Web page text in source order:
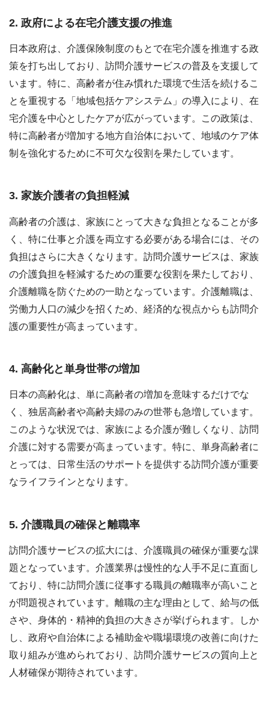
2. 政府による在宅介護支援の推進
日本政府は、介護保険制度のもとで在宅介護を推進する政
策を打ち出しており、訪問介護サービスの普及を支援して
います。特に、高齢者が住み慣れた環境で生活を続けるこ
とを重視する「地域包括ケアシステム」の導入により、在
宅介護を中心としたケアが広がっています。この政策は、
特に高齢者が増加する地方自治体において、地域のケア体
制を強化するために不可欠な役割を果たしています。
3. 家族介護者の負担軽減
高齢者の介護は、家族にとって大きな負担となることが多
く、特に仕事と介護を両立する必要がある場合には、その
負担はさらに大きくなります。訪問介護サービスは、家族
の介護負担を軽減するための重要な役割を果たしており、
介護離職を防ぐための一助となっています。介護離職は、
労働力人口の減少を招くため、経済的な視点からも訪問介
護の重要性が高まっています。
4. 高齢化と単身世帯の増加
日本の高齢化は、単に高齢者の増加を意味するだけでな
く、独居高齢者や高齢夫婦のみの世帯も急増しています。
このような状況では、家族による介護が難しくなり、訪問
介護に対する需要が高まっています。特に、単身高齢者に
とっては、日常生活のサポートを提供する訪問介護が重要
なライフラインとなります。
5. 介護職員の確保と離職率
訪問介護サービスの拡大には、介護職員の確保が重要な課
題となっています。介護業界は慢性的な人手不足に直面し
ており、特に訪問介護に従事する職員の離職率が高いこと
が問題視されています。離職の主な理由として、給与の低
さや、身体的・精神的負担の大きさが挙げられます。しか
し、政府や自治体による補助金や職場環境の改善に向けた
取り組みが進められており、訪問介護サービスの質向上と
人材確保が期待されています。